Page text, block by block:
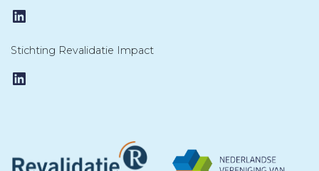
LinkedIn
Stichting Revalidatie Impact
LinkedIn